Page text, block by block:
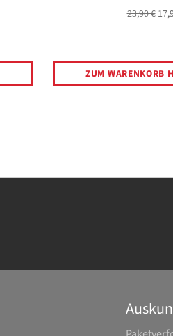
Normaler
23,90 €
ZUM WARENKORB